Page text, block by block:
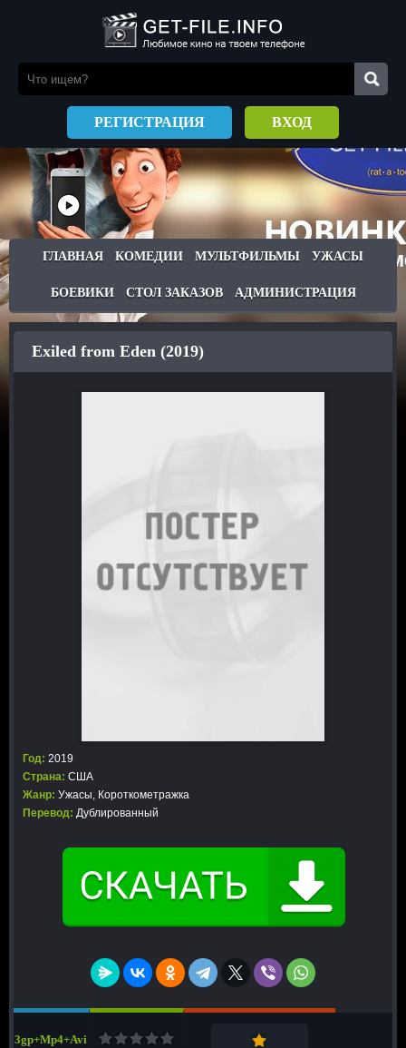
РЕГИСТРАЦИЯ ВХОД
ГЛАВНАЯ КОМЕДИИ МУЛЬТФИЛЬМЫ УЖАСЫ
БОЕВИКИ СТОЛ ЗАКАЗОВ АДМИНИСТРАЦИЯ
Exiled from Eden (2019)
Год: 2019
Страна: США
Жанр: Ужасы, Короткометражка
Перевод: Дублированный
3gp+Mp4+Avi